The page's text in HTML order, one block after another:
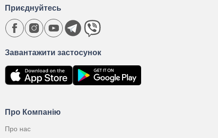
Про Компанію
Про нас
Завантажити застосунок
Приєднуйтесь